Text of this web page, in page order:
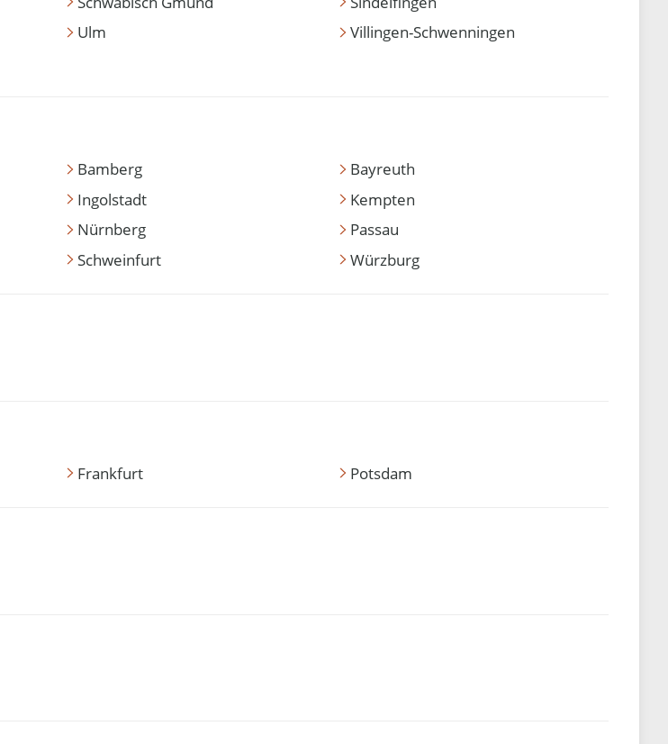
Ulm
Villingen-Schwenningen
Bamberg
Bayreuth
Ingolstadt
Kempten
Nürnberg
Passau
Schweinfurt Würzburg
Frankfurt Potsdam